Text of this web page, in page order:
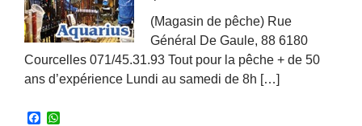
(Magasin de pêche) Rue
Général De Gaule, 88 6180
Courcelles 071/45.31.93 Tout pour la pêche + de 50
ans d’expérience Lundi au samedi de 8h […]
F